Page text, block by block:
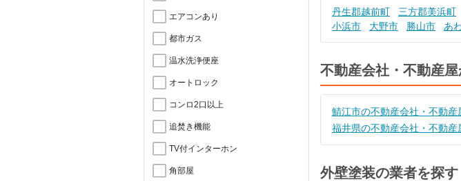
エアコンあり
都市ガス
温水洗浄便座
オートロック
コンロ2口以上
追焚き機能
TV付インターホン
角部屋
丹生郡越前町 三方郡美浜町
小浜市
大野市 勝山市 あ
不動産会社・不動産
鯖江市の不動産会社・不動産
福井県の不動産会社・不動産
外壁塗装の業者を探す